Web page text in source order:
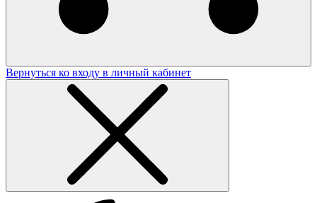
Вернуться ко входу в личный кабинет